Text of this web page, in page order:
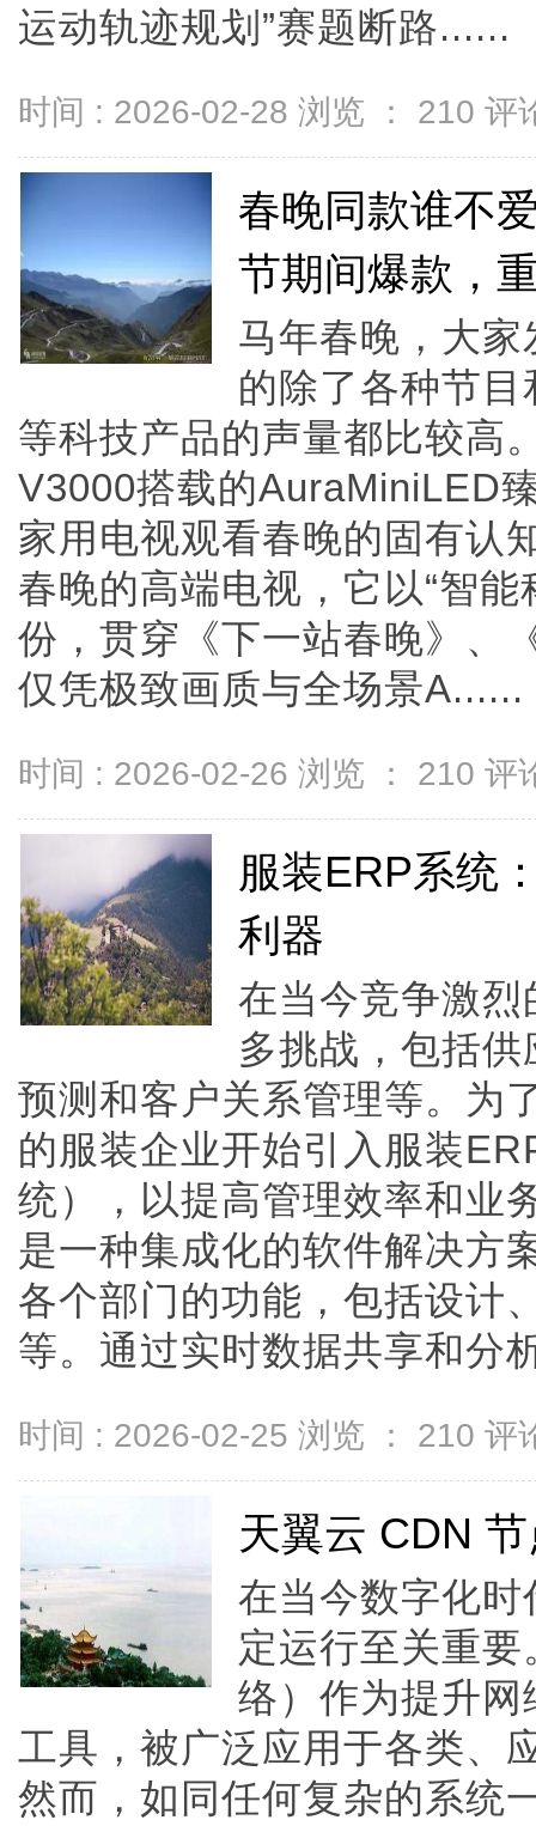
运动轨迹规划”赛题断路......
时间 : 2026-02-28 浏览 ： 210 评
春晚同款谁不
节期间爆款，
马年春晚，大
的除了各种节
等科技产品的声量都比较高
V3000搭载的AuraMiniLED
家用电视观看春晚的固有认
春晚的高端电视，它以“智
份，贯穿《下一站春晚》、
仅凭极致画质与全场景A......
时间 : 2026-02-26 浏览 ： 210 评
服装ERP系统
利器
在当今竞争激
多挑战，包括
预测和客户关系管理等。为
的服装企业开始引入服装
统），以提高管理效率和业
是一种集成化的软件解决方
各个部门的功能，包括设计
等。通过实时数据共享和分
时间 : 2026-02-25 浏览 ： 210 评
天翼云 CDN
在当今数字化
定运行至关重
络）作为提升
工具，被广泛应用于各类、
然而，如同任何复杂的系统